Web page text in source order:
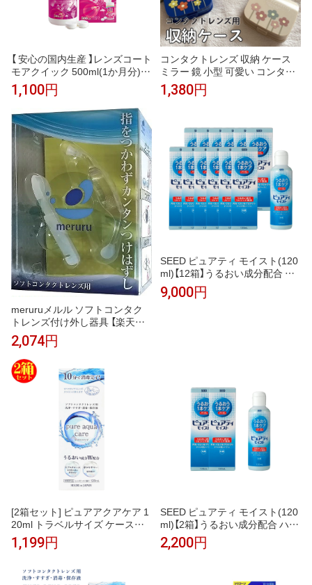
【 安心の国内生産 】レンズコート
モアクイック 500ml(1か月分)ソ
フト コンタクト ケース付き 保
存液 最安値に挑戦 アイミー 2w
eek ソフトコンタクト用
1,100円
コンタクトレンズ 収納 ケース
ミラー 鏡 小型 可愛い コンタク
トレンズケース シンプル ins 可
愛い
1,380円
meruruメルル ソフトコンタク
トレンズ付け外し器具 【楽天倉
庫直送h】指を触れずにつけはず
しができる 装着脱補助具 便利グ
ッズアイテム
2,074円
SEED ピュアティ モイスト(120
ml)【12箱】うるおい成分配合 ハ
ードコンタクトレンズ専用 洗浄
保存 タンパク除去 抗菌 ハード
9,000円
[2箱セット] ピュアアクアケア 1
20ml トラベルサイズ ケース付
洗浄 すすぎ 消毒 保存液 洗浄保
存液 pure aqua care ソフトコン
1,199円
SEED ピュアティ モイスト(120
ml)【2箱】うるおい成分配合 ハー
ドコンタクトレンズ専用 洗浄 保
存 タンパク除去 抗菌 ハードコ
2,200円